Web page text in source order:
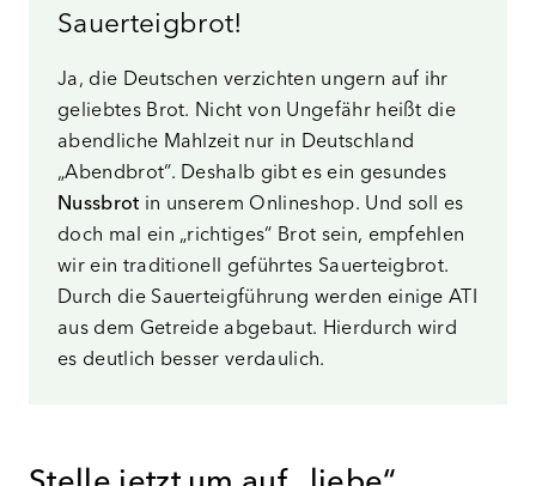
Sauerteigbrot!
Ja, die Deutschen verzichten ungern auf ihr
geliebtes Brot. Nicht von Ungefähr heißt die
abendliche Mahlzeit nur in Deutschland
„Abendbrot“. Deshalb gibt es ein gesundes
Nussbrot in unserem Onlineshop. Und soll es
doch mal ein „richtiges“ Brot sein, empfehlen
wir ein traditionell geführtes Sauerteigbrot.
Durch die Sauerteigführung werden einige ATI
aus dem Getreide abgebaut. Hierdurch wird
es deutlich besser verdaulich.